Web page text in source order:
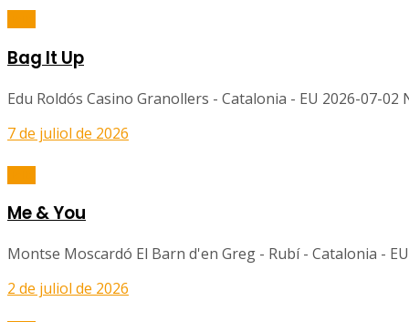
Bag It Up
Edu Roldós Casino Granollers - Catalonia - EU 2026-07-
7 de juliol de 2026
Me & You
Montse Moscardó El Barn d'en Greg - Rubí - Catalonia -
2 de juliol de 2026